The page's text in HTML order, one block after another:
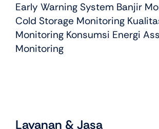
Early Warning System Banjir
Cold Storage Monitoring
Monitoring Konsumsi Energi
Monitoring
Layanan & Jasa